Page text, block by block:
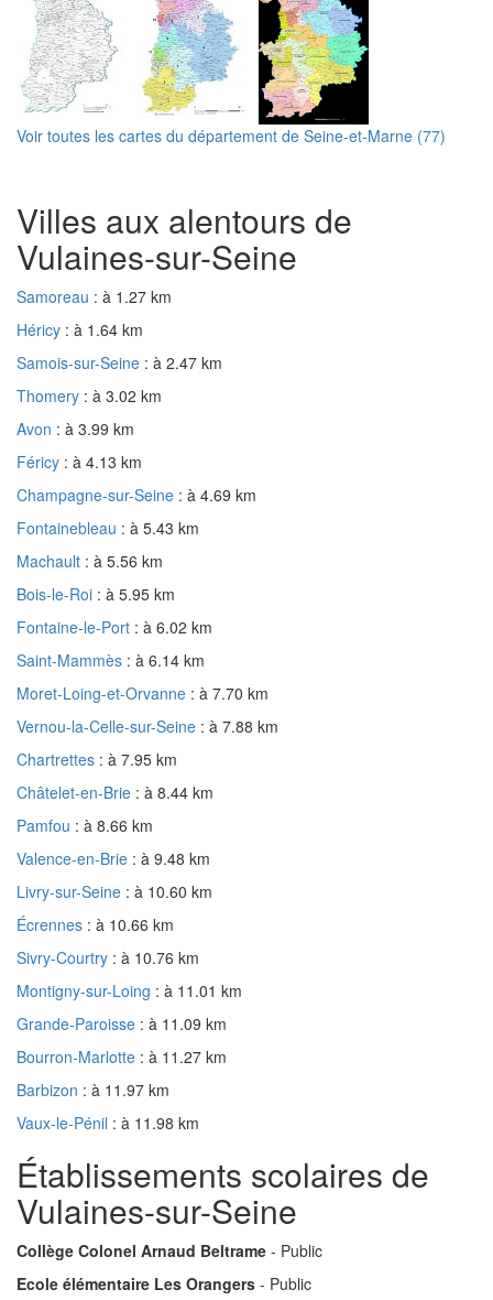
Voir toutes les cartes du département de Seine-et-Marne (77)
Villes aux alentours de
Vulaines-sur-Seine
Samoreau : à 1.27 km
Héricy : à 1.64 km
Samois-sur-Seine : à 2.47 km
Thomery : à 3.02 km
Avon : à 3.99 km
Féricy : à 4.13 km
Champagne-sur-Seine : à 4.69 km
Fontainebleau : à 5.43 km
Machault : à 5.56 km
Bois-le-Roi : à 5.95 km
Fontaine-le-Port : à 6.02 km
Saint-Mammès : à 6.14 km
Moret-Loing-et-Orvanne : à 7.70 km
Vernou-la-Celle-sur-Seine : à 7.88 km
Chartrettes : à 7.95 km
Châtelet-en-Brie : à 8.44 km
Pamfou : à 8.66 km
Valence-en-Brie : à 9.48 km
Livry-sur-Seine : à 10.60 km
Écrennes : à 10.66 km
Sivry-Courtry : à 10.76 km
Montigny-sur-Loing : à 11.01 km
Grande-Paroisse : à 11.09 km
Bourron-Marlotte : à 11.27 km
Barbizon : à 11.97 km
Vaux-le-Pénil : à 11.98 km
Établissements scolaires de
Vulaines-sur-Seine
Collège Colonel Arnaud Beltrame - Public
Ecole élémentaire Les Orangers - Public